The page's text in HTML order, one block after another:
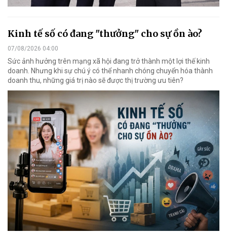
Kinh tế số có đang "thưởng" cho sự ồn ào?
07/08/2026 04:00
Sức ảnh hưởng trên mạng xã hội đang trở thành một lợi thế kinh
doanh. Nhưng khi sự chú ý có thể nhanh chóng chuyển hóa thành
doanh thu, những giá trị nào sẽ được thị trường ưu tiên?